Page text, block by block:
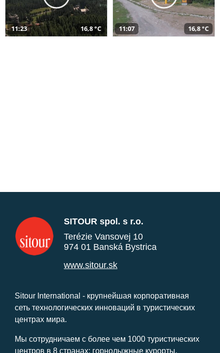
11:23 16,8 °C 11:07 16,8 °C
SITOUR spol. s r.o.
Terézie Vansovej 10
974 01 Banská Bystrica
www.sitour.sk
Sitour International - крупнейшая корпоративная
сеть технологических инноваций в туристических
центрах мира.
Мы сотрудничаем с более чем 1000 туристических
центров в 8 странах: горнолыжные курорты,